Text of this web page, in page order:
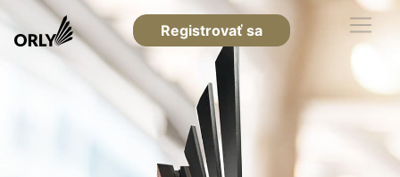
Registrovať sa